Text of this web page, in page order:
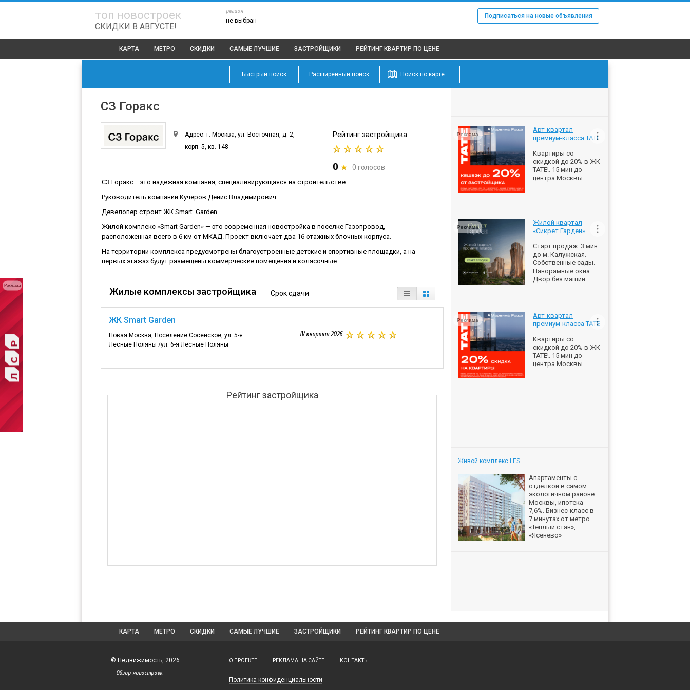
топ новостроек
СКИДКИ В АВГУСТЕ!
регион
не выбран
Подписаться на новые объявления
КАРТА МЕТРО СКИДКИ САМЫЕ ЛУЧШИЕ ЗАСТРОЙЩИКИ РЕЙТИНГ КВАРТИР ПО ЦЕНЕ
Быстрый поиск Расширенный поиск Поиск по карте
СЗ Горакс
Адрес: г. Москва, ул. Восточная, д. 2,
корп. 5, кв. 148
Рейтинг застройщика
0 0 голосов
СЗ Горакс— это надежная компания, специализирующаяся на строительстве.
Руководитель компании Кучеров Денис Владимирович.
Девелопер строит ЖК Smart Garden.
Жилой комплекс «Smart Garden» — это современная новостройка в поселке Газопровод,
расположенная всего в 6 км от МКАД. Проект включает два 16-этажных блочных корпуса.
На территории комплекса предусмотрены благоустроенные детские и спортивные площадки, а на
первых этажах будут размещены коммерческие помещения и колясочные.
Жилые комплексы застройщика Срок сдачи
ЖК Smart Garden
Новая Москва, Поселение Сосенское, ул. 5-я
Лесные Поляны /ул. 6-я Лесные Поляны
IV квартал 2026
Рейтинг застройщика
Реклама
Арт-квартал
премиум-класса ТАТЕ
Квартиры со
скидкой до 20% в ЖК
ТАТЕ!. 15 мин до
центра Москвы
Реклама
Жилой квартал
«Сикрет Гарден»
Старт продаж. 3 мин.
до м. Калужская.
Собственные сады.
Панорамные окна.
Двор без машин.
Реклама
Арт-квартал
премиум-класса ТАТЕ
Квартиры со
скидкой до 20% в ЖК
ТАТЕ!. 15 мин до
центра Москвы
Реклама
Живой комплекс LES
Апартаменты с
отделкой в самом
экологичном районе
Москвы, ипотека
7,6%. Бизнес-класс в
7 минутах от метро
«Тёплый стан»,
«Ясенево»
КАРТА МЕТРО СКИДКИ САМЫЕ ЛУЧШИЕ ЗАСТРОЙЩИКИ РЕЙТИНГ КВАРТИР ПО ЦЕНЕ
© Недвижимость, 2026
Обзор новостроек
О ПРОЕКТЕ РЕКЛАМА НА САЙТЕ КОНТАКТЫ
Политика конфиденциальности